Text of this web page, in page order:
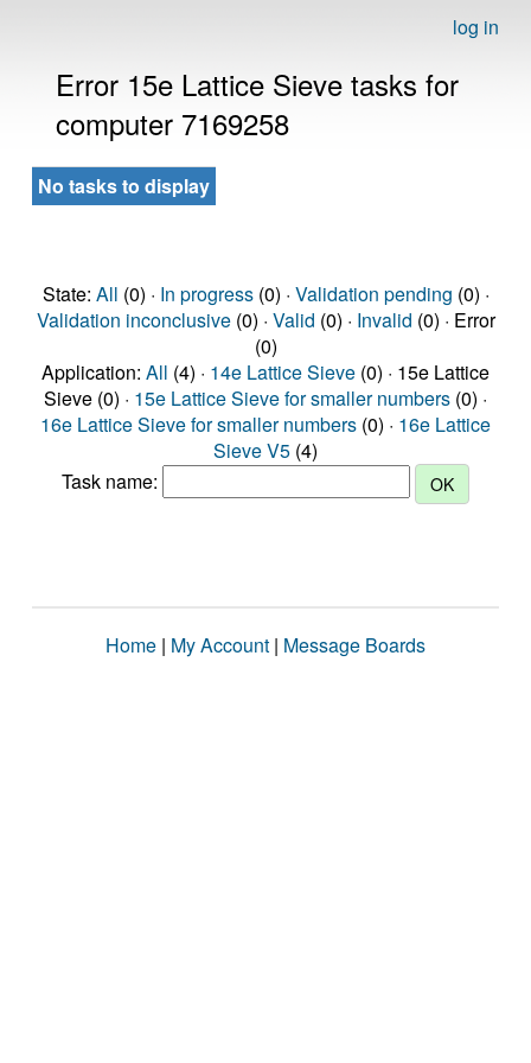
log in
Error 15e Lattice Sieve tasks for
computer 7169258
No tasks to display
State: All (0) · In progress(0) · Validation pending (0) ·
Validation inconclusive(0) · Valid (0) · Invalid (0) · Error
(0)
Application: All (4) · 14e Lattice Sieve (0) · 15e Lattice
Sieve (0) · 15e Lattice Sieve for smaller numbers (0) ·
16e Lattice Sieve for smaller numbers (0) · 16e Lattice
Sieve V5 (4)
Task name:
Home | My Account | Message Boards